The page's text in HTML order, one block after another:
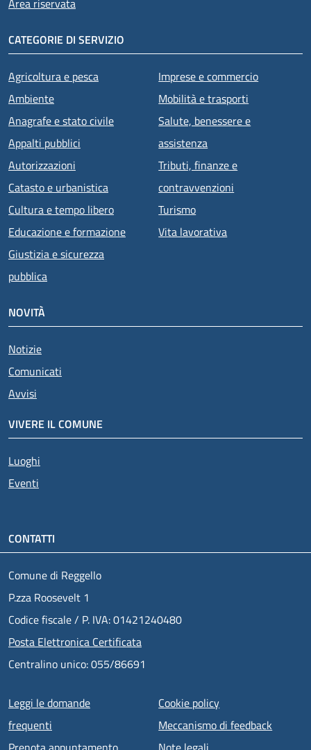
Area riservata
CATEGORIE DI SERVIZIO
Agricoltura e pesca
Ambiente
Anagrafe e stato civile
Appalti pubblici
Autorizzazioni
Catasto e urbanistica
Cultura e tempo libero
Educazione e formazione
Giustizia e sicurezza
pubblica
Imprese e commercio
Mobilità e trasporti
Salute, benessere e
assistenza
Tributi, finanze e
contravvenzioni
Turismo
Vita lavorativa
NOVITÀ
Notizie
Comunicati
Avvisi
VIVERE IL COMUNE
Luoghi
Eventi
CONTATTI
Comune di Reggello
P.zza Roosevelt 1
Codice fiscale / P. IVA: 01421240480
Posta Elettronica Certificata
Centralino unico: 055/86691
Menu piè di pagina
Leggi le domande
frequenti
Cookie policy
Meccanismo di feedback